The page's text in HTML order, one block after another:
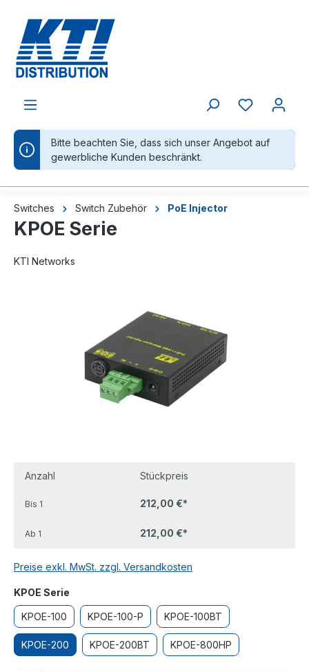
Bitte beachten Sie, dass sich unser Angebot auf
gewerbliche Kunden beschränkt.
Switches Switch Zubehör PoE Injector
KPOE Serie
KTI Networks
Anzahl Stückpreis
Bis 1 212,00 €*
Ab 1 212,00 €*
Preise exkl. MwSt. zzgl. Versandkosten
KPOE Serie
KPOE-100 KPOE-100-P KPOE-100BT
KPOE-200 KPOE-200BT KPOE-800HP